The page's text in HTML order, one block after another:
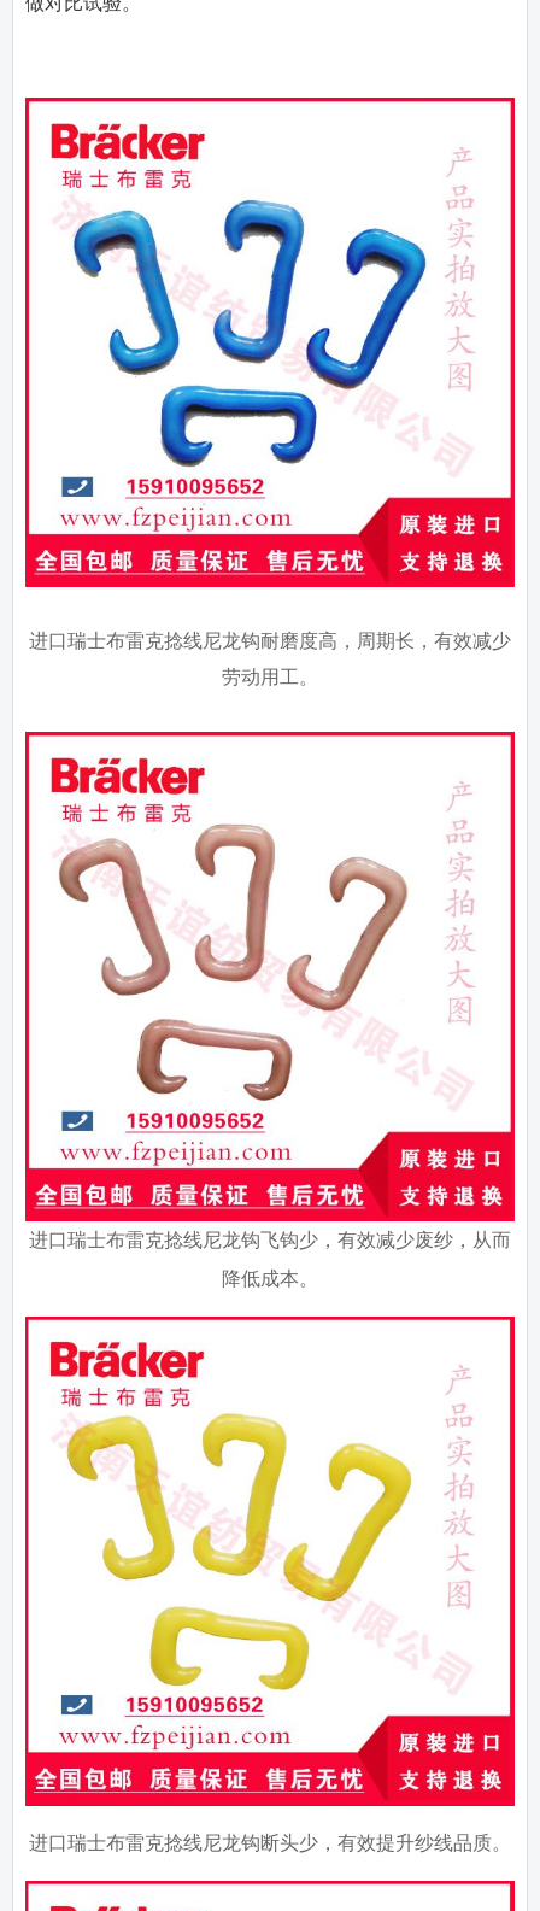
进口瑞士布雷克捻线尼龙钩耐磨度高，周期长，有效减少
劳动用工。
进口瑞士布雷克捻线尼龙钩飞钩少，有效减少废纱，从而
降低成本。
进口瑞士布雷克捻线尼龙钩断头少，有效提升纱线品质。